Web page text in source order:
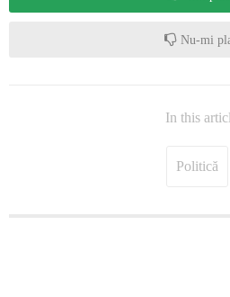
Nu-mi
In this
Politică